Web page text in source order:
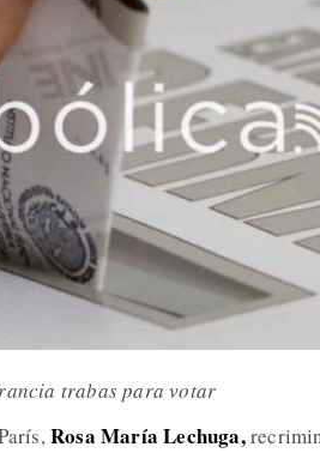
trabas para votar
Rosa María Lechuga,